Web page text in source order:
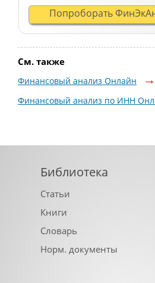
Попроборать
См. также
Финансовый анализ Онлайн
Финансовый анализ по ИНН
Библиотека
Статьи
Книги
Словарь
Норм. документы